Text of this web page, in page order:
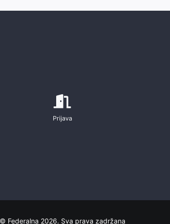
Prijava
© Federalna 2026. Sva prava zadržana